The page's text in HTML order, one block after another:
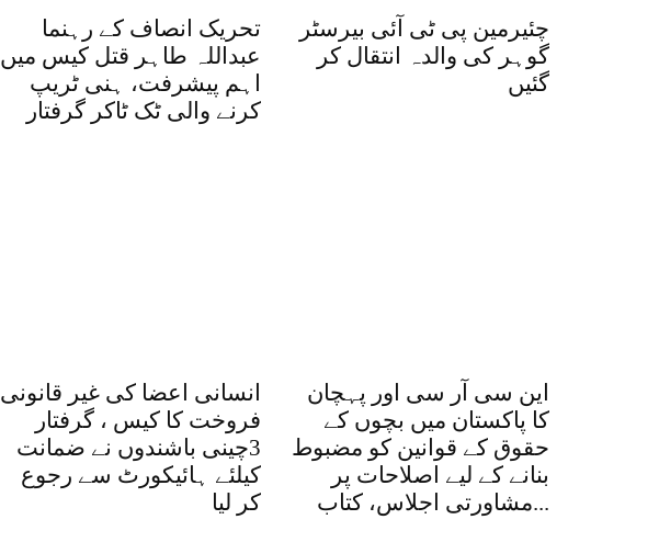
تحریک انصاف کے رہنما
عبداللہ طاہر قتل کیس میں
اہم پیشرفت، ہنی ٹریپ
کرنے والی ٹک ٹاکر گرفتار
چئیرمین پی ٹی آئی بیرسٹر
گوہر کی والدہ انتقال کر
گئیں
انسانی اعضا کی غیر قانونی
فروخت کا کیس ، گرفتار
3چینی باشندوں نے ضمانت
کیلئے ہائیکورٹ سے رجوع
کر لیا
این سی آر سی اور پہچان
کا پاکستان میں بچوں کے
حقوق کے قوانین کو مضبوط
بنانے کے لیے اصلاحات پر
مشاورتی اجلاس، کتاب...